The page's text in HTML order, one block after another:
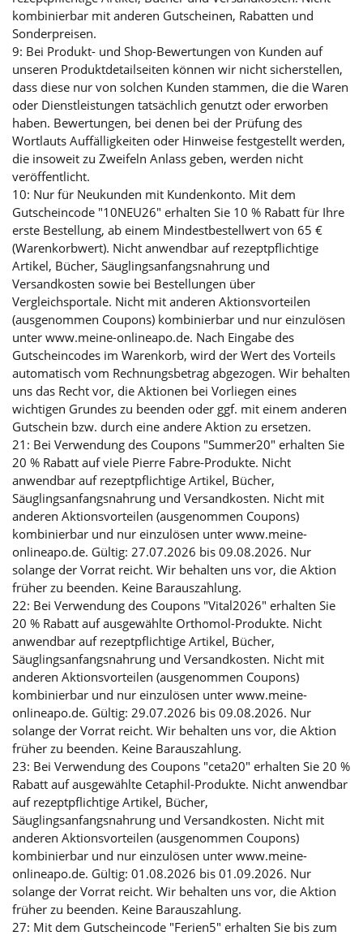
kombinierbar mit anderen Gutscheinen, Rabatten und
Sonderpreisen.
9: Bei Produkt- und Shop-Bewertungen von Kunden auf
unseren Produktdetailseiten können wir nicht sicherstellen,
dass diese nur von solchen Kunden stammen, die die Waren
oder Dienstleistungen tatsächlich genutzt oder erworben
haben. Bewertungen, bei denen bei der Prüfung des
Wortlauts Auffälligkeiten oder Hinweise festgestellt werden,
die insoweit zu Zweifeln Anlass geben, werden nicht
veröffentlicht.
10: Nur für Neukunden mit Kundenkonto. Mit dem
Gutscheincode "10NEU26" erhalten Sie 10 % Rabatt für Ihre
erste Bestellung, ab einem Mindestbestellwert von 65 €
(Warenkorbwert). Nicht anwendbar auf rezeptpflichtige
Artikel, Bücher, Säuglingsanfangsnahrung und
Versandkosten sowie bei Bestellungen über
Vergleichsportale. Nicht mit anderen Aktionsvorteilen
(ausgenommen Coupons) kombinierbar und nur einzulösen
unter www.meine-onlineapo.de. Nach Eingabe des
Gutscheincodes im Warenkorb, wird der Wert des Vorteils
automatisch vom Rechnungsbetrag abgezogen. Wir behalten
uns das Recht vor, die Aktionen bei Vorliegen eines
wichtigen Grundes zu beenden oder ggf. mit einem anderen
Gutschein bzw. durch eine andere Aktion zu ersetzen.
21: Bei Verwendung des Coupons "Summer20" erhalten Sie
20 % Rabatt auf viele Pierre Fabre-Produkte. Nicht
anwendbar auf rezeptpflichtige Artikel, Bücher,
Säuglingsanfangsnahrung und Versandkosten. Nicht mit
anderen Aktionsvorteilen (ausgenommen Coupons)
kombinierbar und nur einzulösen unter www.meine-
onlineapo.de. Gültig: 27.07.2026 bis 09.08.2026. Nur
solange der Vorrat reicht. Wir behalten uns vor, die Aktion
früher zu beenden. Keine Barauszahlung.
22: Bei Verwendung des Coupons "Vital2026" erhalten Sie
20 % Rabatt auf ausgewählte Orthomol-Produkte. Nicht
anwendbar auf rezeptpflichtige Artikel, Bücher,
Säuglingsanfangsnahrung und Versandkosten. Nicht mit
anderen Aktionsvorteilen (ausgenommen Coupons)
kombinierbar und nur einzulösen unter www.meine-
onlineapo.de. Gültig: 29.07.2026 bis 09.08.2026. Nur
solange der Vorrat reicht. Wir behalten uns vor, die Aktion
früher zu beenden. Keine Barauszahlung.
23: Bei Verwendung des Coupons "ceta20" erhalten Sie 20 %
Rabatt auf ausgewählte Cetaphil-Produkte. Nicht anwendbar
auf rezeptpflichtige Artikel, Bücher,
Säuglingsanfangsnahrung und Versandkosten. Nicht mit
anderen Aktionsvorteilen (ausgenommen Coupons)
kombinierbar und nur einzulösen unter www.meine-
onlineapo.de. Gültig: 01.08.2026 bis 01.09.2026. Nur
solange der Vorrat reicht. Wir behalten uns vor, die Aktion
früher zu beenden. Keine Barauszahlung.
27: Mit dem Gutscheincode "Ferien5" erhalten Sie bis zum